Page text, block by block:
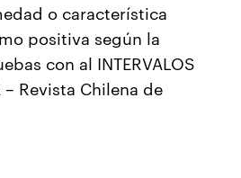
o característica
positiva según la
con al INTERVALOS
– Revista Chilena de